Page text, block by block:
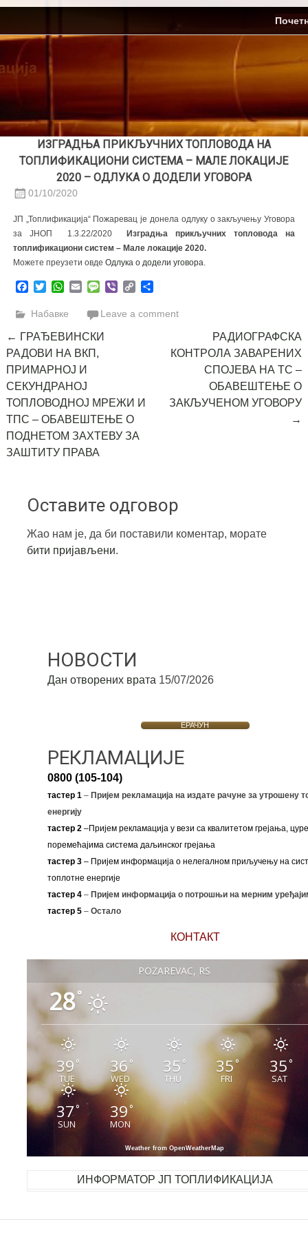
Skip
content
ИЗГРАДЊА ПРИКЉУЧНИХ ТОПЛОВОДА НА
ТОПЛИФИКАЦИОНИ СИСТЕМА – МАЛЕ ЛОКАЦИЈЕ
2020 – ОДЛУКА О ДОДЕЛИ УГОВОРА
01/10/2020
ЈП „Топлификација“ Пожаревац је донела одлуку о закључењу Уговора
за ЈНОП 1.3.22/2020
Изградња прикључних топловода на
топлификациони систем – Мале локације 2020.
Можете преузети овде Oдлука о додели уговора.
Facebook
TwitterWhatsApp
EmailMessage
ViberCopy
Набавке Leave a comment
Post
navigation
← ГРАЂЕВИНСКИ
РАДОВИ НА ВКП,
ПРИМАРНОЈ И
СЕКУНДРАНОЈ
ТОПЛОВОДНОЈ МРЕЖИ И
ТПС – ОБАВЕШТЕЊЕ О
ПОДНЕТОМ ЗАХТЕВУ ЗА
ЗАШТИТУ ПРАВА
РАДИОГРАФСКА
КОНТРОЛА ЗАВАРЕНИХ
СПОЈЕВА НА ТС –
ОБАВЕШТЕЊЕ О
ЗАКЉУЧЕНОМ УГОВОРУ
→
Оставите одговор
Жао нам је, да би поставили коментар, морате
бити пријављени.
НОВОСТИ
Дан отворених врата 15/07/2026
ЕРАЧУН
РЕКЛАМАЦИЈЕ
0800 (105-104)
тастер 1–Пријем рекламација на издате рачуне за утрошену
енергију
тастер 2–Пријем рекламација у вези са квалитетом грејања,
поремећајима система даљинског грејања
тастер 3– Пријем информација о нелегалном приључењу на
топлотне енергије
тастер 4 – Пријем информација о потрошњи на мерним
тастер 5 – Остало
КОНТАКТ
POŽAREVAC, RS
28°
39°
TUE
36°
WED
35 °
THU
35°
FRI
35°
SAT
37°
SUN
39°
MON
Weather from OpenWeatherMap
ИНФОРМАТОР ЈП ТОПЛИФИКАЦИЈА